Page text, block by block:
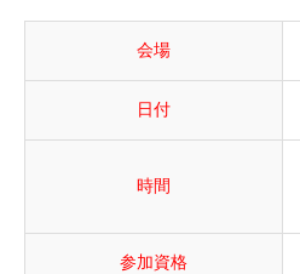
会場
日付
時間
参加資格